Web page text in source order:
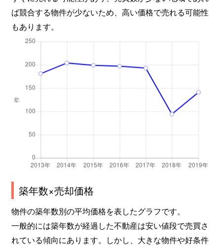
ば競合する物件が少ないため、高い価格で売れる可能性
もあります。
築年数×売却価格
物件の築年数別の平均価格を表したグラフです。
一般的には築年数が経過した不動産は安い値段で売買さ
れている傾向にあります。しかし、大きな物件や好条件